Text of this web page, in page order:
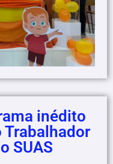
inédito
Trabalhador
SUAS